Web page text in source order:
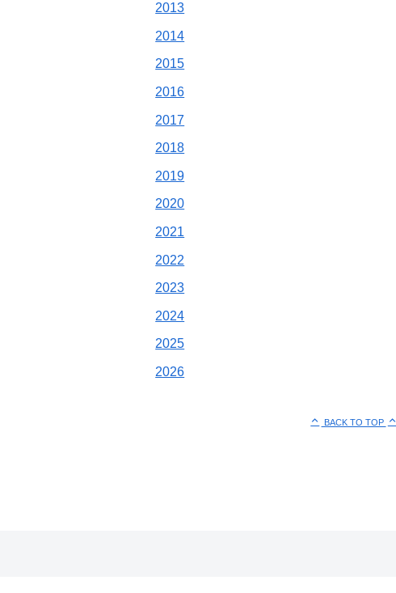
2013
2014
2015
2016
2017
2018
2019
2020
2021
2022
2023
2024
2025
2026
BACK TO TOP